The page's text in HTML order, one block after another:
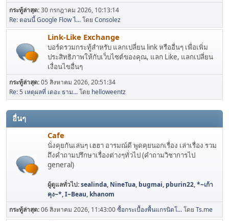
กระทู้ล่าสุด:30 กรกฎาคม 2026, 10:13:14
Re: ตอนนี้ Google Flow ไ...โดย Consolez
Link-Like Exchange
บอร์ดรวมกระทู้สำหรับ แลกเปลี่ยน link หรืออื่นๆ เพื่อเพิ่ม
ประสิทธิภาพให้กับเว็บไซต์ของคุณ, แลก Like, แลกเปลี่ยน
เงื่อนไขอื่นๆ
กระทู้ล่าสุด:05 สิงหาคม 2026, 20:51:34
Re: 5 เหตุผลที่ เดอะ ธาม...โดย helloweentz
อื่นๆ
Cafe
นั่งคุยกันเล่นๆ เฮฮา อารมณ์ดี พูดคุยนอกเรื่อง เล่าเรื่อง รวม
ถึงคำถามปรึกษาเรื่องต่างๆทั่วไป (คำถามวิชาการไป
general)
ผู้ดูแลทั่วไป:sealinda, NineTua, bugmai, pburin22,*~เก้า
คุง~*,I~Beau, khanom
กระทู้ล่าสุด:06 สิงหาคม 2026, 11:43:00ซื้อกระเบื้องพื้นแกรนิตโ...โดย Ts.me